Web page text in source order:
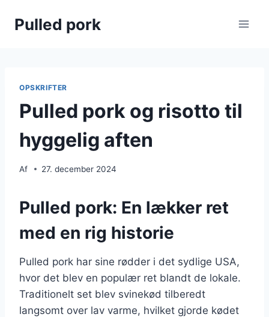
Pulled pork
OPSKRIFTER
Pulled pork og risotto til
hyggelig aften
Af 27. december 2024
Pulled pork: En lækker ret
med en rig historie
Pulled pork har sine rødder i det sydlige USA,
hvor det blev en populær ret blandt de lokale.
Traditionelt set blev svinekød tilberedt
langsomt over lav varme, hvilket gjorde kødet